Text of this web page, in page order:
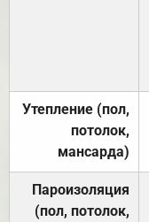
Утепление (пол,
потолок,
мансарда)
Пароизоляция
(пол, потолок,